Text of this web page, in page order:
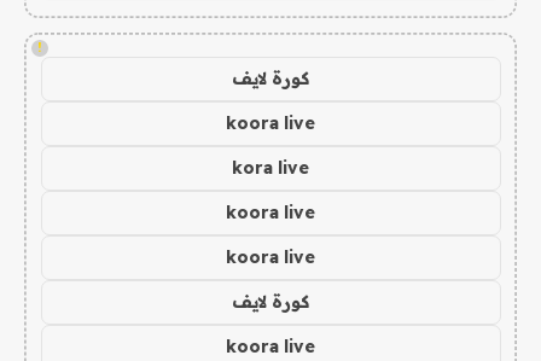
!
كورة لايف
koora live
kora live
koora live
koora live
كورة لايف
koora live